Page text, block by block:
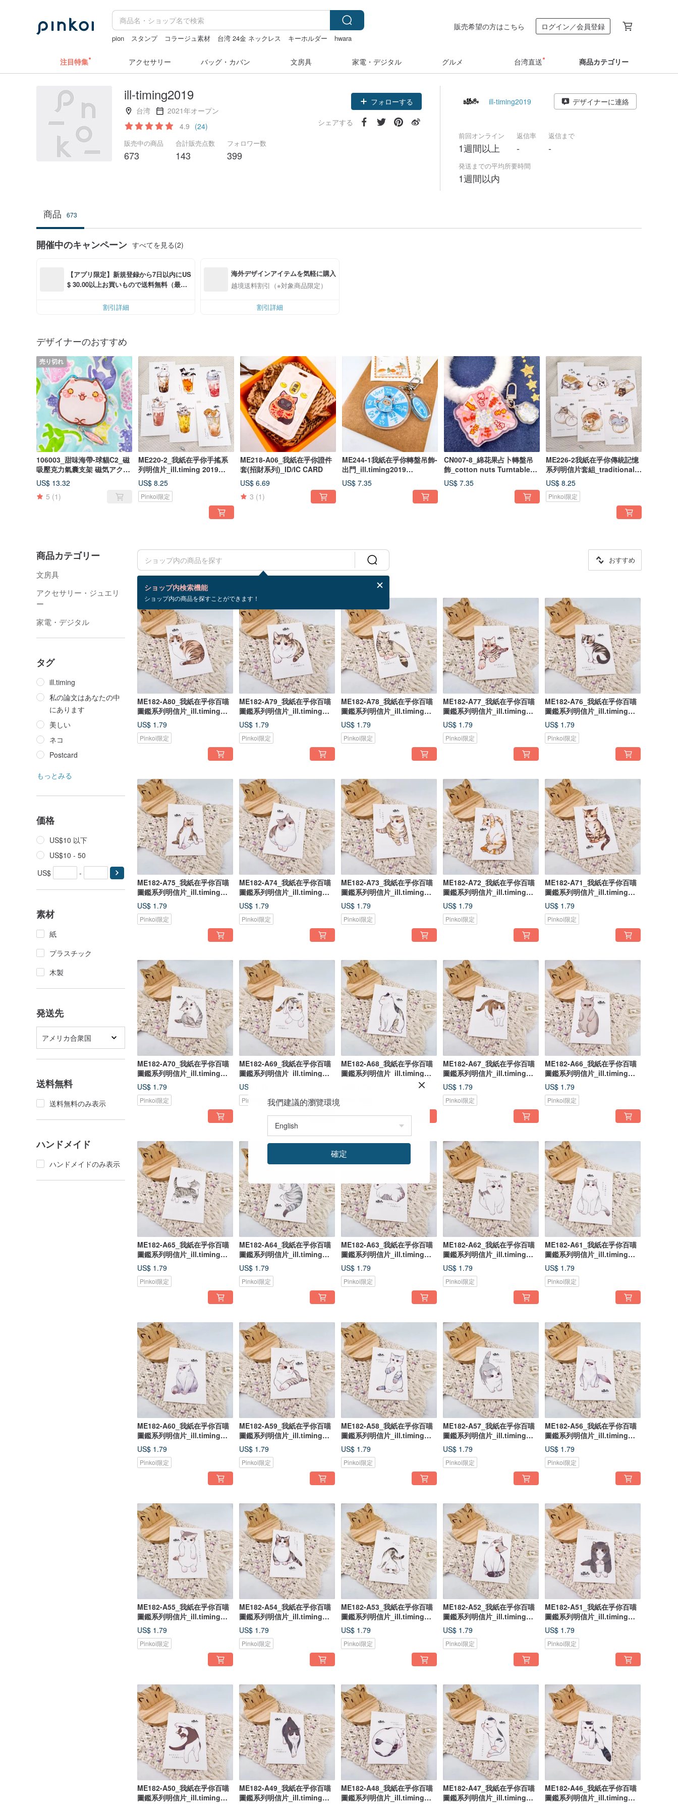
pion スタンプ コラージュ素材 台湾 24金 ネックレス キーホルダー
hwara
販売希望の方はこちら ログイン／会員登録
注目特集 アクセサリー バッグ・カバン 文房具 家電・デジタル グルメ 台湾直送 商品カテゴリー
ill-timing2019
台湾
2021年オープン
4.9 (24)
販売中の商品
673
合計販売点数
143
フォロワー数
399
フォローする
シェアする
ill-timing2019 デザイナーに連絡
前回オンライン
1週間以上
返信率
-
返信まで
-
発送までの平均所要時間
1週間以内
商品 673
開催中のキャンペーン すべてを見る(2)
【アプリ限定】新規登録から7日以内にUS
$ 30.00以上お買いもので送料無料（最大U
割引詳細
海外デザインアイテムを気軽に購入
越境送料割引（※対象商品限定）
割引詳細
デザイナーのおすすめ
売り切れ
106003_甜味海帶-球貓C2_磁
吸壓克力氣囊支架 磁気アクリ
ルエアバッグホルダー
US$ 13.32
5 (1)
ME220-2_我紙在乎你手搖系
列明信片_ill.timing 2019
hand shaken series
postcard set/ 郵便はがき
US$ 8.25
Pinkoi限定
ME218-A06_我紙在乎你證件
套(招財系列)_ID/IC CARD
US$ 6.69
3 (1)
ME244-1我紙在乎你轉盤吊飾-
出門_ill.timing2019
Turntable pendant
US$ 7.35
CN007-8_綿花果占卜轉盤吊
飾_cotton nuts Turntable
pendant
US$ 7.35
ME226-2我紙在乎你傳統記憶
系列明信片套組_traditional
memory series postcard
set/ 郵便はがき
US$ 8.25
Pinkoi限定
商品カテゴリー
文房具
アクセサリー・ジュエリ
ー
家電・デジタル
タグ
ill.timing
私の論文はあなたの中
にあります
美しい
ネコ
Postcard
もっとみる
価格
US$10 以下
US$10 - 50
US$
-
素材
紙
プラスチック
木製
発送先
アメリカ合衆国
送料無料
送料無料のみ表示
ハンドメイド
ハンドメイドのみ表示
ショップ内検索機能
ショップ内の商品を探すことができます！
おすすめ
検索結果：673 件
ME182-A80_我紙在乎你百喵
圖鑑系列明信片_ill.timing
Hundred meow cute
postcard/ 郵便はがき
US$ 1.79
Pinkoi限定
ME182-A79_我紙在乎你百喵
圖鑑系列明信片_ill.timing
Hundred meow cute
postcard/ 郵便はがき
US$ 1.79
Pinkoi限定
ME182-A78_我紙在乎你百喵
圖鑑系列明信片_ill.timing
Hundred meow cute
postcard/ 郵便はがき
US$ 1.79
Pinkoi限定
ME182-A77_我紙在乎你百喵
圖鑑系列明信片_ill.timing
Hundred meow cute
postcard/ 郵便はがき
US$ 1.79
Pinkoi限定
ME182-A76_我紙在乎你百喵
圖鑑系列明信片_ill.timing
Hundred meow cute
postcard/ 郵便はがき
US$ 1.79
Pinkoi限定
ME182-A75_我紙在乎你百喵
圖鑑系列明信片_ill.timing
Hundred meow cute
postcard/ 郵便はがき
US$ 1.79
Pinkoi限定
ME182-A74_我紙在乎你百喵
圖鑑系列明信片_ill.timing
Hundred meow cute
postcard/ 郵便はがき
US$ 1.79
Pinkoi限定
ME182-A73_我紙在乎你百喵
圖鑑系列明信片_ill.timing
Hundred meow cute
postcard/ 郵便はがき
US$ 1.79
Pinkoi限定
ME182-A72_我紙在乎你百喵
圖鑑系列明信片_ill.timing
Hundred meow cute
postcard/ 郵便はがき
US$ 1.79
Pinkoi限定
ME182-A71_我紙在乎你百喵
圖鑑系列明信片_ill.timing
Hundred meow cute
postcard/ 郵便はがき
US$ 1.79
Pinkoi限定
ME182-A70_我紙在乎你百喵
圖鑑系列明信片_ill.timing
Hundred meow cute
postcard/ 郵便はがき
US$ 1.79
Pinkoi限定
ME182-A69_我紙在乎你百喵
圖鑑系列明信片_ill.timing
Hundred meow cute
postcard/ 郵便はがき
US$ 1.79
Pinkoi限定
ME182-A68_我紙在乎你百喵
圖鑑系列明信片_ill.timing
ME182-A67_我紙在乎你百喵
圖鑑系列明信片_ill.timing
Hundred meow cute
postcard/ 郵便はがき
US$ 1.79
Pinkoi限定
ME182-A66_我紙在乎你百喵
圖鑑系列明信片_ill.timing
Hundred meow cute
postcard/ 郵便はがき
US$ 1.79
Pinkoi限定
ME182-A65_我紙在乎你百喵
圖鑑系列明信片_ill.timing
Hundred meow cute
postcard/ 郵便はがき
US$ 1.79
Pinkoi限定
ME182-A64_我紙在乎你百喵
圖鑑系列明信片_ill.timing
Hundred meow cute
postcard/ 郵便はがき
US$ 1.79
Pinkoi限定
ME182-A63_我紙在乎你百喵
圖鑑系列明信片_ill.timing
Hundred meow cute
postcard/ 郵便はがき
US$ 1.79
Pinkoi限定
ME182-A62_我紙在乎你百喵
圖鑑系列明信片_ill.timing
Hundred meow cute
postcard/ 郵便はがき
US$ 1.79
Pinkoi限定
ME182-A61_我紙在乎你百喵
圖鑑系列明信片_ill.timing
Hundred meow cute
postcard/ 郵便はがき
US$ 1.79
Pinkoi限定
ME182-A60_我紙在乎你百喵
圖鑑系列明信片_ill.timing
Hundred meow cute
postcard/ 郵便はがき
US$ 1.79
Pinkoi限定
ME182-A59_我紙在乎你百喵
圖鑑系列明信片_ill.timing
Hundred meow cute
postcard/ 郵便はがき
US$ 1.79
Pinkoi限定
ME182-A58_我紙在乎你百喵
圖鑑系列明信片_ill.timing
Hundred meow cute
postcard/ 郵便はがき
US$ 1.79
Pinkoi限定
ME182-A57_我紙在乎你百喵
圖鑑系列明信片_ill.timing
Hundred meow cute
postcard/ 郵便はがき
US$ 1.79
Pinkoi限定
ME182-A56_我紙在乎你百喵
圖鑑系列明信片_ill.timing
Hundred meow cute
postcard/ 郵便はがき
US$ 1.79
Pinkoi限定
ME182-A55_我紙在乎你百喵
圖鑑系列明信片_ill.timing
Hundred meow cute
postcard/ 郵便はがき
US$ 1.79
Pinkoi限定
ME182-A54_我紙在乎你百喵
圖鑑系列明信片_ill.timing
Hundred meow cute
postcard/ 郵便はがき
US$ 1.79
Pinkoi限定
ME182-A53_我紙在乎你百喵
圖鑑系列明信片_ill.timing
Hundred meow cute
postcard/ 郵便はがき
US$ 1.79
Pinkoi限定
ME182-A52_我紙在乎你百喵
圖鑑系列明信片_ill.timing
Hundred meow cute
postcard/ 郵便はがき
US$ 1.79
Pinkoi限定
ME182-A51_我紙在乎你百喵
圖鑑系列明信片_ill.timing
Hundred meow cute
postcard/ 郵便はがき
US$ 1.79
Pinkoi限定
ME182-A50_我紙在乎你百喵
圖鑑系列明信片_ill.timing
ME182-A49_我紙在乎你百喵
圖鑑系列明信片_ill.timing
ME182-A48_我紙在乎你百喵
圖鑑系列明信片_ill.timing
ME182-A47_我紙在乎你百喵
圖鑑系列明信片_ill.timing
ME182-A46_我紙在乎你百喵
圖鑑系列明信片_ill.timing
我們建議的瀏覽環境
確定